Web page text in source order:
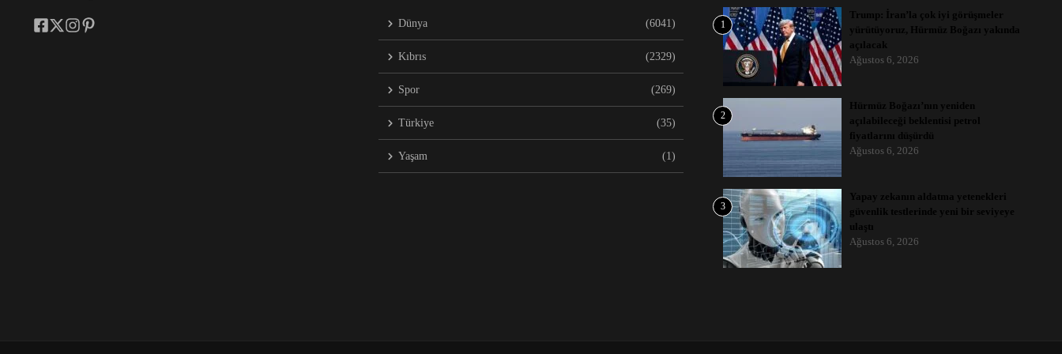
Dünya (6041)
Kıbrıs (2329)
Spor (269)
Türkiye (35)
Yaşam (1)
1
Trump: İran’la çok iyi görüşmeler
yürütüyoruz, Hürmüz Boğazı yakında
açılacak
Ağustos 6, 2026
2
Hürmüz Boğazı’nın yeniden
açılabileceği beklentisi petrol
fiyatlarını düşürdü
Ağustos 6, 2026
3
Yapay zekanın aldatma yetenekleri
güvenlik testlerinde yeni bir seviyeye
ulaştı
Ağustos 6, 2026